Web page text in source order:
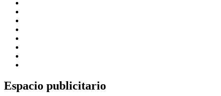
Espacio publicitario